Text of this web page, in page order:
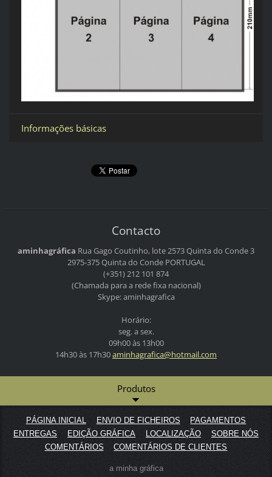
Informações básicas
Contacto
aminhagráfica Rua Gago Coutinho, lote 2573Quinta do Conde 3
2975-375 Quinta do CondePORTUGAL
(+351) 212 101 874
(Chamada para a rede fixa nacional)
Skype: aminhagrafica
Horário:
seg. a sex.
09h00 às 13h00
14h30 às 17h30aminhagrafica@hotmail.com
Produtos
PÁGINA INICIAL ENVIO DE FICHEIROS
PAGAMENTOS
ENTREGAS
EDIÇÃO GRÁFICA LOCALIZAÇÃO
SOBRE NÓS
COMENTÁRIOS
COMENTÁRIOS DE CLIENTES
a minha gráfica